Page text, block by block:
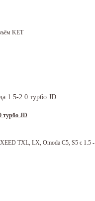
KET
турбо JD
TXL, LX, Omoda C5, S5 c 1.5